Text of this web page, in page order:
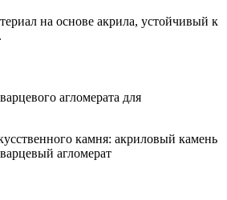
на основе акрила, устойчивый к
агломерата для